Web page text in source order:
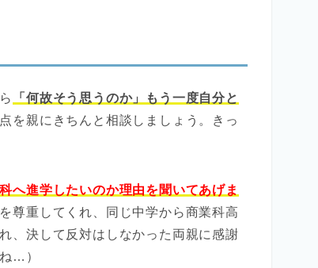
「何故そう思うのか」もう一度自分と
を親にきちんと相談しましょう。きっ
へ進学したいのか理由を聞いてあげま
尊重してくれ、同じ中学から商業科高
、決して反対はしなかった両親に感謝
…）